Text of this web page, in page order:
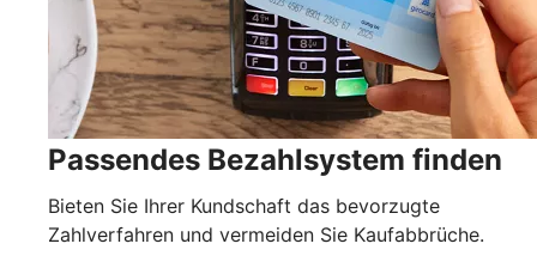
Passendes Bezahlsystem finden
Bieten Sie Ihrer Kundschaft das bevorzugte
Zahlverfahren und vermeiden Sie Kaufabbrüche.